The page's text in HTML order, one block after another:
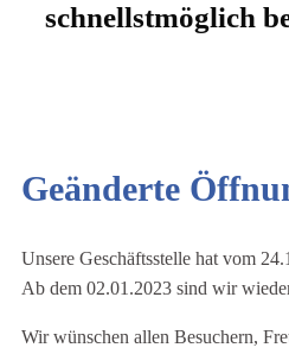
schnellstmöglich
Geänderte
Unsere Geschäftsstelle hat vom
Ab dem 02.01.2023 sind wir
Wir wünschen allen Besuchern,